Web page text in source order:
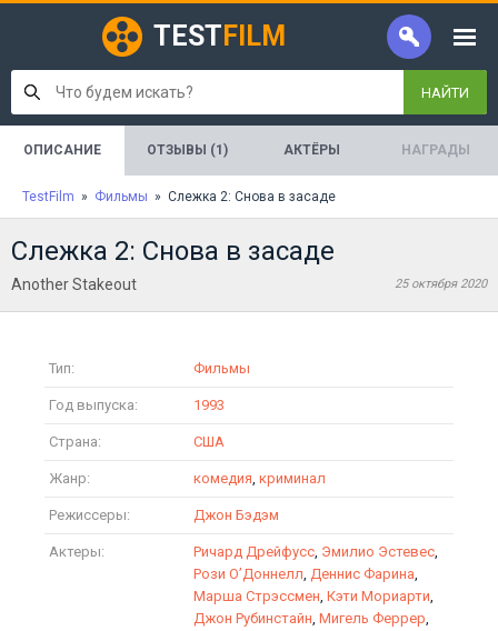
TEST FILM
НАЙТИ
ОПИСАНИЕ ОТЗЫВЫ (1) АКТЁРЫ НАГРАДЫ
TestFilm » Фильмы » Слежка 2: Снова в засаде
Слежка 2: Снова в засаде
Another Stakeout 25 октября 2020
Тип: Фильмы
Год выпуска: 1993
Страна: США
Жанр: комедия, криминал
Режиссеры: Джон Бэдэм
Актеры: Ричард Дрейфусс, Эмилио Эстевес,
Рози О’Доннелл, Деннис Фарина,
Марша Стрэссмен, Кэти Мориарти,
Джон Рубинстайн, Мигель Феррер,